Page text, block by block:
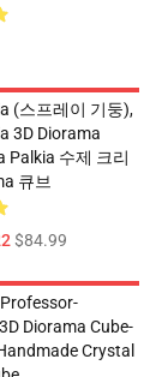
(스프레이 기둥),
3D Diorama
Palkia 수제 크리
큐브
$84.99
Diorama Cube-
Crystal